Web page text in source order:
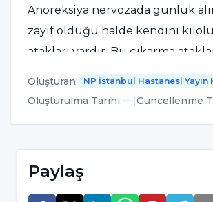
Anoreksiya nervozada günlük
zayıf olduğu halde kendini
atakları vardır. Bu çıkarma
egzersiz yaparak gerçekleşir.
Yeme bozukluğunun çoğunlukla
“Bunun en önemli nedeni
Vücudun değişiyor olması ve
edilmek ve beğenilmek bir
Oluşturan: NP İstanbul Hastanesi Yayın
Oluşturulma Tarihi: |Güncellenme
Paylaş